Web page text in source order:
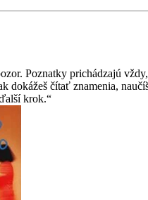
Poznatky prichádzajú
dokážeš čítať znamenia,
krok.